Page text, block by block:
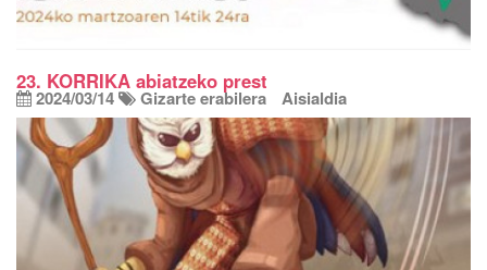
23. KORRIKA abiatzeko prest
2024/03/14 Gizarte erabilera Aisialdia